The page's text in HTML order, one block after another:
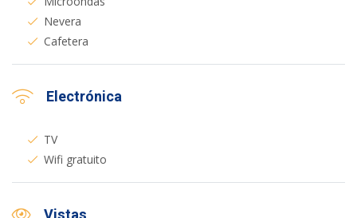
Nevera
Cafetera
Electrónica
TV
Wifi gratuito